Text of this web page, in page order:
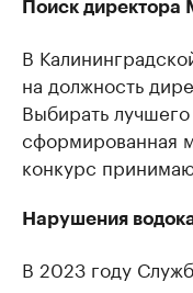
Поиск директора
В
на должность
Выбирать
сформированная
конкурс
Нарушения
В 2023 году